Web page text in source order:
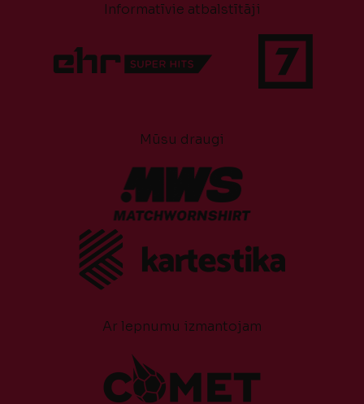
Informatīvie atbalstītāji
Mūsu draugi
Ar lepnumu izmantojam